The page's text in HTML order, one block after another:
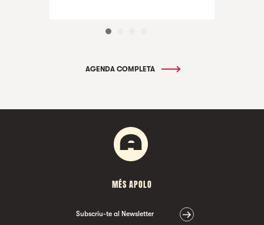
AGENDA COMPLETA
MÉS APOLO
Subscriu-te al Newsletter